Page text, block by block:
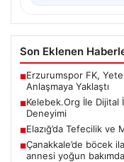
Son Eklenen
■Erzurumspor FK,
Anlaşmaya Yaklaştı
■Kelebek.Org İle
Deneyimi
■Elazığ’da Tefecilik
■Çanakkale’de böcek
annesi yoğun bakımda